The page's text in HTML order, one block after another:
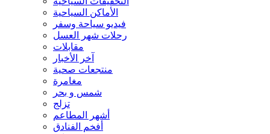
الأماكن السياحية
فيديو سياحة وسفر
رحلات شهر العسل
مقابلات
آخر الأخبار
منتجعات صحية
مغامرة
شمس و بحر
تزلج
أشهر المطاعم
أفخم الفنادق